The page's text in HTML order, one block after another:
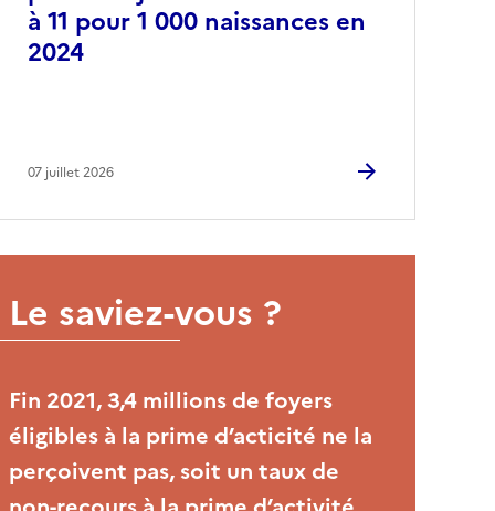
à 11 pour 1 000 naissances en
2024
07 juillet 2026
Le saviez-vous ?
Fin 2021, 3,4 millions de foyers
éligibles à la prime d’acticité ne la
perçoivent pas, soit un taux de